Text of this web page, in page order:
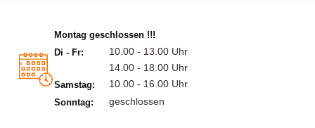
Montag geschlossen !!!
Di - Fr:
10.00 - 13.00 Uhr
14.00 - 18.00 Uhr
Samstag: 10.00 - 16.00 Uhr
Sonntag: geschlossen